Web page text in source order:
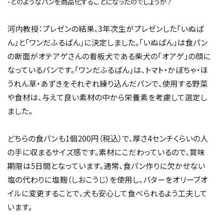
河内教授：プレゼンの結果、3年次生がプレゼンした「いぬぱ
ん」と「ワンだふるぱん」に決定しました。「いぬぱん」は食パン
の断面がオテアゲさんの看板犬である柴犬の「オアゲ」の顔に
なっているパンです。「ワンだふるぱん」は、トマト・かぼちゃ・ほ
うれん草・あずきをそれぞれ練り込んだパンで、使用する野菜
や食材は、与えて良い素材の中から栄養素を考慮して選定し
ました。
どちらの食パンも1個200円（税込）で、厚さ4センチくらいの人
の手に収まるサイズ感です。素材にこだわっているので、賞味
期限は5日間となっています。通常、食パン作りに欠かせない
塩の代わりに塩麹（しおこうじ）を使用し、バターをオリーブオ
イルに変更することで、犬も安心して食べられるよう工夫して
います。